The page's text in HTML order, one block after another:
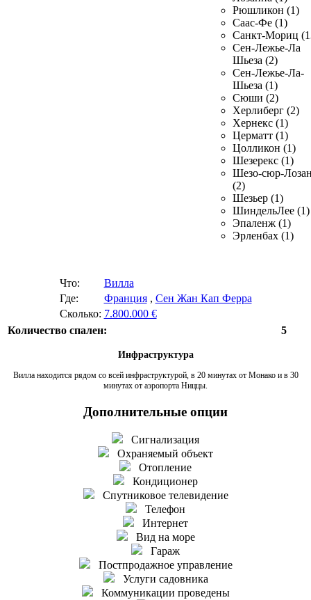
Рюшликон (1)
Саас-Фе (1)
Санкт-Мориц
Сен-Лежье-Ла
Шьеза (2)
Сен-Лежье-Ла-
Шьеза (1)
Сюши (2)
Херлиберг (2)
Хернекс (1)
Церматт (1)
Цолликон (1)
Шезерекс (1)
Шезо-сюр-
(2)
Шезьер (1)
ШиндельЛее (1)
Эпаленж (1)
Эрленбах (1)
Что:
Вилла
Где:
Франция, Сен Жан Кап Ферра
Сколько: 7.800.000 €
Количество спален:
5
Инфраструктура
Вилла находится рядом со всей инфраструктурой, в 20 минутах от Монако и в 30
минутах от аэропорта Ниццы.
Дополнительные опции
Сигнализация
Охраняемый объект
Отопление
Кондиционер
Спутниковое телевидение
Телефон
Интернет
Вид на море
Гараж
Постпродажное управление
Услуги садовника
Коммуникации проведены